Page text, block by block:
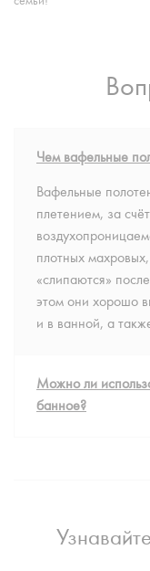
Чем вафельные
Вафельные
плетением, за
плотных
«слипаются»
этом они хорошо
и в ванной, а
Можно ли
банное?